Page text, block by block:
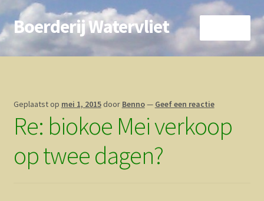
Ga
door
Ga
direct
Boerderij Watervliet
Home
Biokoe
Zorgboerderij
Geplaatst op mei 1, 2015 door Benno— Geef een reactie
Re: biokoe Mei verkoop
op twee dagen?